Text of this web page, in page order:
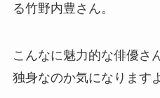
る竹野内豊さん。
こんなに魅力的な俳優さ
独身なのか気になります